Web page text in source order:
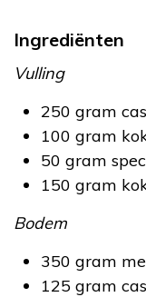
Ingrediënten
Vulling
250 gram
100 gram
50 gram
150 gram
Bodem
350 gram
125 gram